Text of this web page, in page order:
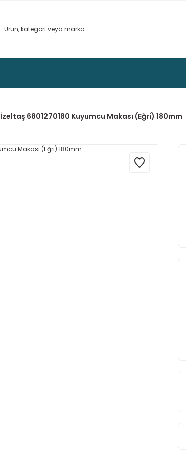
İzeltaş 6801270180 Kuyumcu Makası (Eğri) 180mm